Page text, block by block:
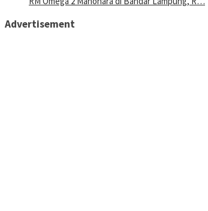
Advertisement